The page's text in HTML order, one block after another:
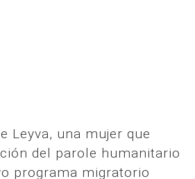
Leyva, una mujer que
del parole humanitario
programa migratorio